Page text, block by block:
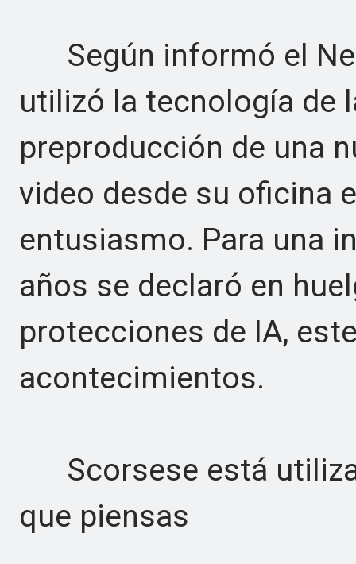
Según informó el
utilizó la tecnología de
preproducción de una
video desde su oficina
entusiasmo. Para una
años se declaró en
protecciones de IA,
acontecimientos.
Scorsese está
que piensas